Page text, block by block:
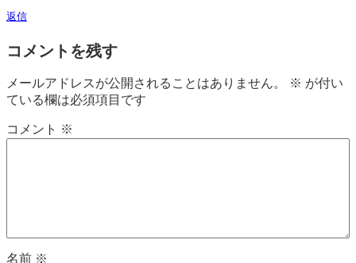
返信
コメントを残す
メールアドレスが公開されることはありません。 ※ が付い
ている欄は必須項目です
コメント ※
名前 ※